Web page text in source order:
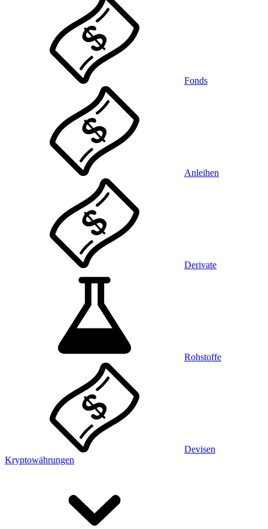
Fonds
Anleihen
Derivate
Rohstoffe
Devisen
Kryptowährungen